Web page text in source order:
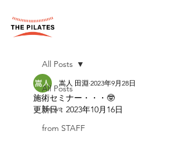
All Posts
News
from STAFF
All Posts
施術セミナー・・・🤓
嵩人 田淵 2023年9月28日
更新日： 2023年10月16日